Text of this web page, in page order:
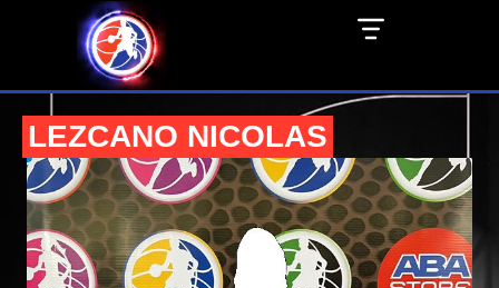
LEZCANO NICOLAS